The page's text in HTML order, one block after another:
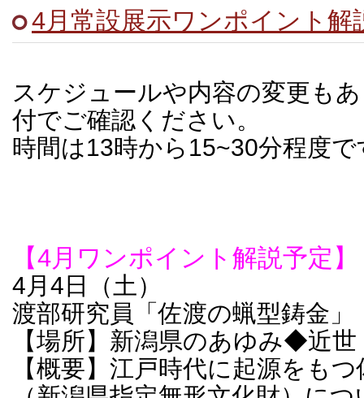
4月常設展示ワンポイント解
スケジュールや内容の変更も
付でご確認ください。
時間は13時から15~30分程度で
【4月ワンポイント解説予定】
4月4日（土）
渡部研究員「佐渡の蝋型鋳金」
【場所】新潟県のあゆみ◆近
【概要】江戸時代に起源をも